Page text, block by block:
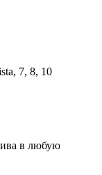
7, 8, 10
в любую